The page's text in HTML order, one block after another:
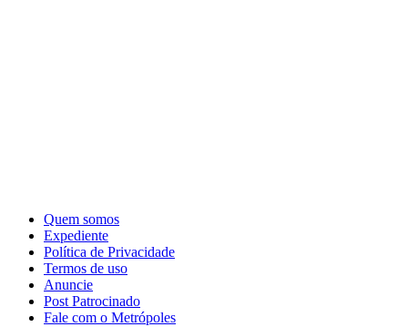
Quem somos
Expediente
Política de Privacidade
Termos de uso
Anuncie
Post Patrocinado
Fale com o Metrópoles